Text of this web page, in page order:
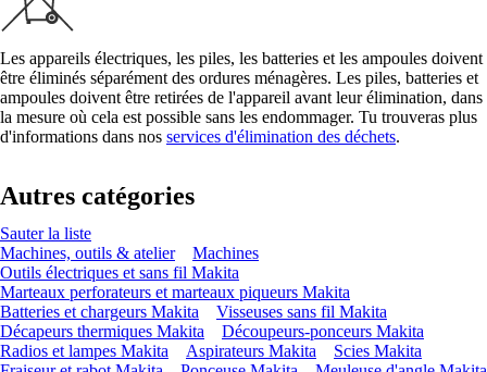
Les appareils électriques, les piles, les batteries et les ampoules doivent
être éliminés séparément des ordures ménagères. Les piles, batteries et
ampoules doivent être retirées de l'appareil avant leur élimination, dans
la mesure où cela est possible sans les endommager. Tu trouveras plus
d'informations dans nos services d'élimination des déchets.
Autres catégories
Sauter la liste
Machines, outils & atelier
Machines
Outils électriques et sans fil Makita
Marteaux perforateurs et marteaux piqueurs Makita
Batteries et chargeurs Makita
Visseuses sans fil Makita
Décapeurs thermiques Makita
Découpeurs-ponceurs Makita
Radios et lampes Makita
Aspirateurs Makita
Scies Makita